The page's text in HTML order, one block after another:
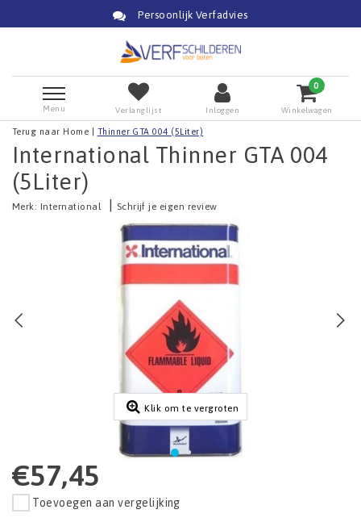
Persoonlijk Verfadvies
Menu Verlanglijst Inloggen
0
Winkelwagen
Terug naar Home Thinner GTA 004 (5Liter)
International Thinner GTA 004
(5Liter)
Merk: International Schrijf je eigen review
Klik om te vergroten
€57,45
Toevoegen aan vergelijking